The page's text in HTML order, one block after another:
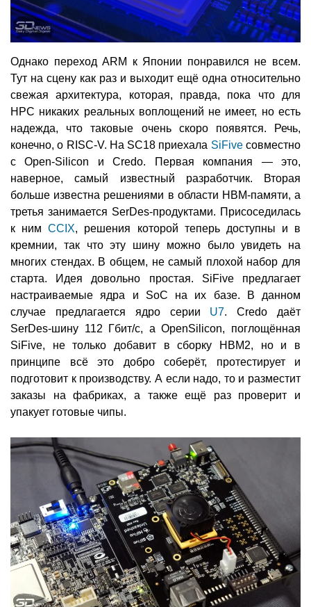
Однако переход ARM к Японии понравился не всем.
Тут на сцену как раз и выходит ещё одна относительно
свежая архитектура, которая, правда, пока что для
HPC никаких реальных воплощений не имеет, но есть
надежда, что таковые очень скоро появятся. Речь,
конечно, о RISC-V. На SC18 приехала SiFiveсовместно
с Open-Silicon и Credo. Первая компания — это,
наверное, самый известный разработчик. Вторая
больше известна решениями в области HBM-памяти, а
третья занимается SerDes-продуктами. Присоседилась
к нимCCIX, решения которой теперь доступны и в
кремнии, так что эту шину можно было увидеть на
многих стендах. В общем, не самый плохой набор для
старта. Идея довольно простая. SiFive предлагает
настраиваемые ядра и SoC на их базе. В данном
случае предлагается ядро серии U7. Credo даёт
SerDes-шину 112 Гбит/с, а OpenSilicon, поглощённая
SiFive, не только добавит в сборку HBM2, но и в
принципе всё это добро соберёт, протестирует и
подготовит к производству. А если надо, то и разместит
заказы на фабриках, а также ещё раз проверит и
упакует готовые чипы.